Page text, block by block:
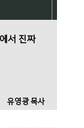
서 진짜
유영광 목사